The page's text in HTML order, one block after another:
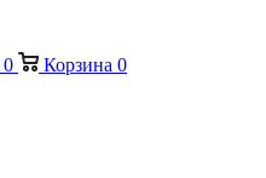
0 Корзина 0